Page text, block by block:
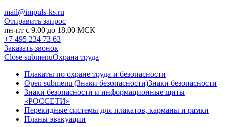
mail@impuls-ks.ru
Отправить запрос
пн-пт с 9.00 до 18.00 МСК
+7 495 234 73 63
Заказать звонок
Close submenuОхрана труда
Плакаты по охране труда и безопасности
Open submenu (Знаки безопасности)Знаки безопасности
Знаки безопасности и информационные щиты
«РОССЕТИ»
Перекидные системы для плакатов, карманы и рамки
Планы эвакуации